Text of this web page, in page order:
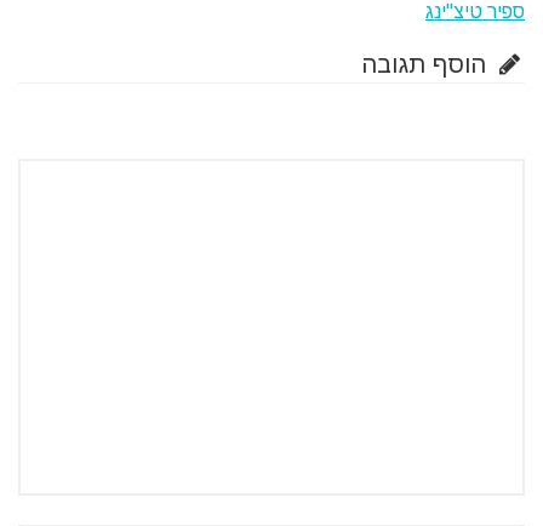
ספיר טיצ''ינג
הוסף תגובה